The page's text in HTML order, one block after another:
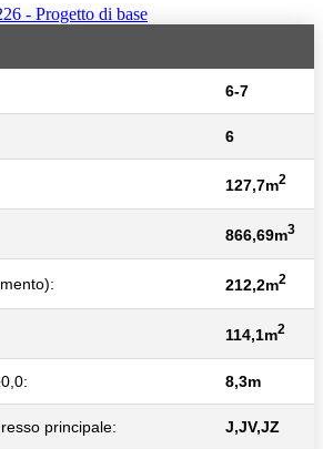
6-7
6
127,7m2
866,69m3
212,2m2
114,1m2
8,3m
principale: J,JV,JZ